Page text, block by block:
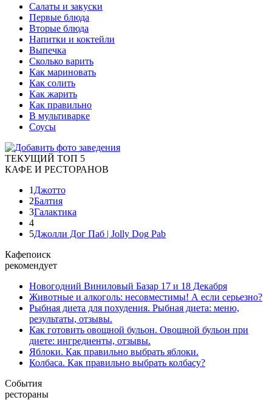
Салаты и закуски
Первые блюда
Вторые блюда
Напитки и коктейли
Выпечка
Сколько варить
Как мариновать
Как солить
Как жарить
Как правильно
В мультиварке
Соусы
ТЕКУЩИЙ ТОП 5
КАФЕ И РЕСТОРАНОВ
1 Джотто
2Балтия
3Галактика
4
5Джолли Дог Паб | Jolly Dog Pab
Кафепоиск
рекомендует
Новогодний Виниловый Базар 17 и 18 Декабря
Животные и алкоголь: несовместимы! А если серьезно?
Рыбная диета для похудения. Рыбная диета: меню,
результаты, отзывы.
Как готовить овощной бульон. Овощной бульон при
диете: ингредиенты, отзывы.
Яблоки. Как правильно выбрать яблоки.
Колбаса. Как правильно выбрать колбасу?
События
рестораны